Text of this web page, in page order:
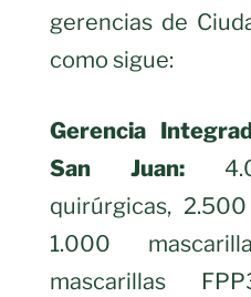
gerencias de
como sigue:
Gerencia
San Juan:
quirúrgicas,
1.000
mascarillas